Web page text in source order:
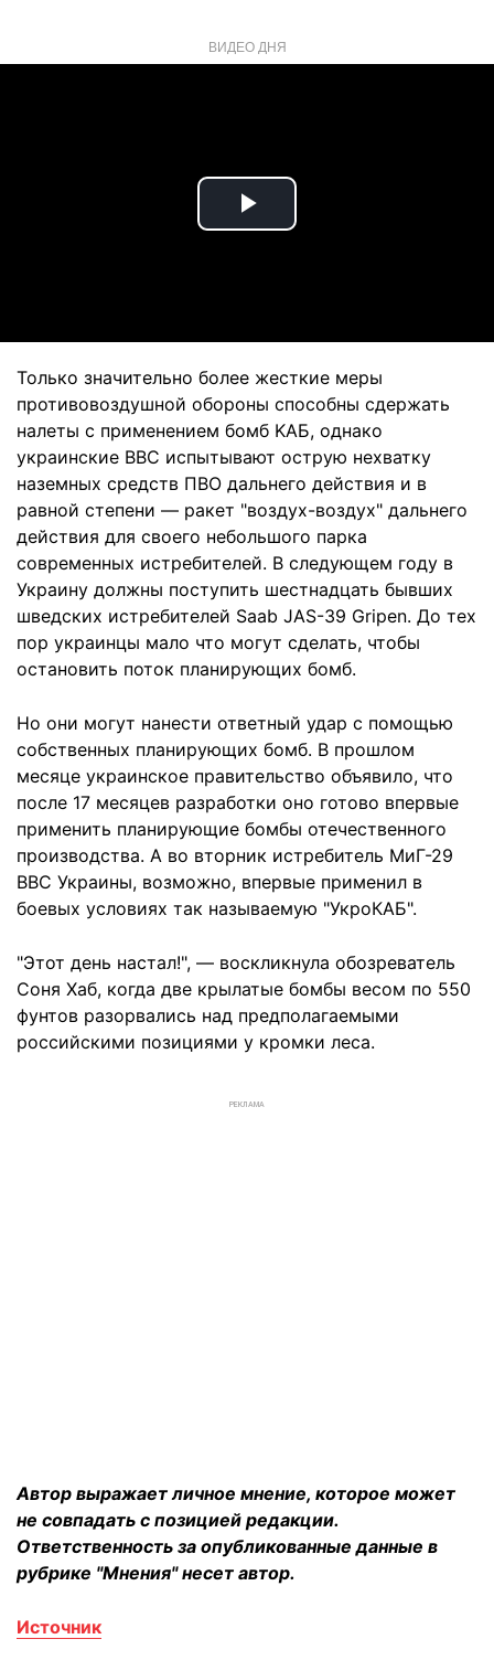
ВИДЕО ДНЯ
Play
Только значительно более жесткие меры
противовоздушной обороны способны сдержать
налеты с применением бомб KAБ, однако
украинские ВВС испытывают острую нехватку
наземных средств ПВО дальнего действия и в
равной степени — ракет "воздух-воздух" дальнего
действия для своего небольшого парка
современных истребителей. В следующем году в
Украину должны поступить шестнадцать бывших
шведских истребителей Saab JAS-39 Gripen. До тех
пор украинцы мало что могут сделать, чтобы
остановить поток планирующих бомб.
Но они могут нанести ответный удар с помощью
собственных планирующих бомб. В прошлом
месяце украинское правительство объявило, что
после 17 месяцев разработки оно готово впервые
применить планирующие бомбы отечественного
производства. А во вторник истребитель МиГ-29
ВВС Украины, возможно, впервые применил в
боевых условиях так называемую "УкроКАБ".
"Этот день настал!", — воскликнула обозреватель
Соня Хаб, когда две крылатые бомбы весом по 550
фунтов разорвались над предполагаемыми
российскими позициями у кромки леса.
РЕКЛАМА
Автор выражает личное мнение, которое может
не совпадать с позицией редакции.
Ответственность за опубликованные данные в
рубрике "Мнения" несет автор.
Источник